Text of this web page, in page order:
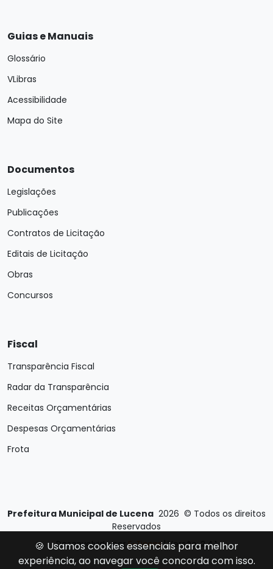
Guias e Manuais
Glossário
VLibras
Acessibilidade
Mapa do Site
Documentos
Legislações
Publicações
Contratos de Licitação
Editais de Licitação
Obras
Concursos
Fiscal
Transparência Fiscal
Radar da Transparência
Receitas Orçamentárias
Despesas Orçamentárias
Frota
Prefeitura Municipal de Lucena 2026 © Todos os direitos
Reservados
Desenvolvido porE-Ticons| Versão: 2.4.1
🍪 Usamos cookies essenciais para melhor
experiência, ao navegar você concorda com isso.